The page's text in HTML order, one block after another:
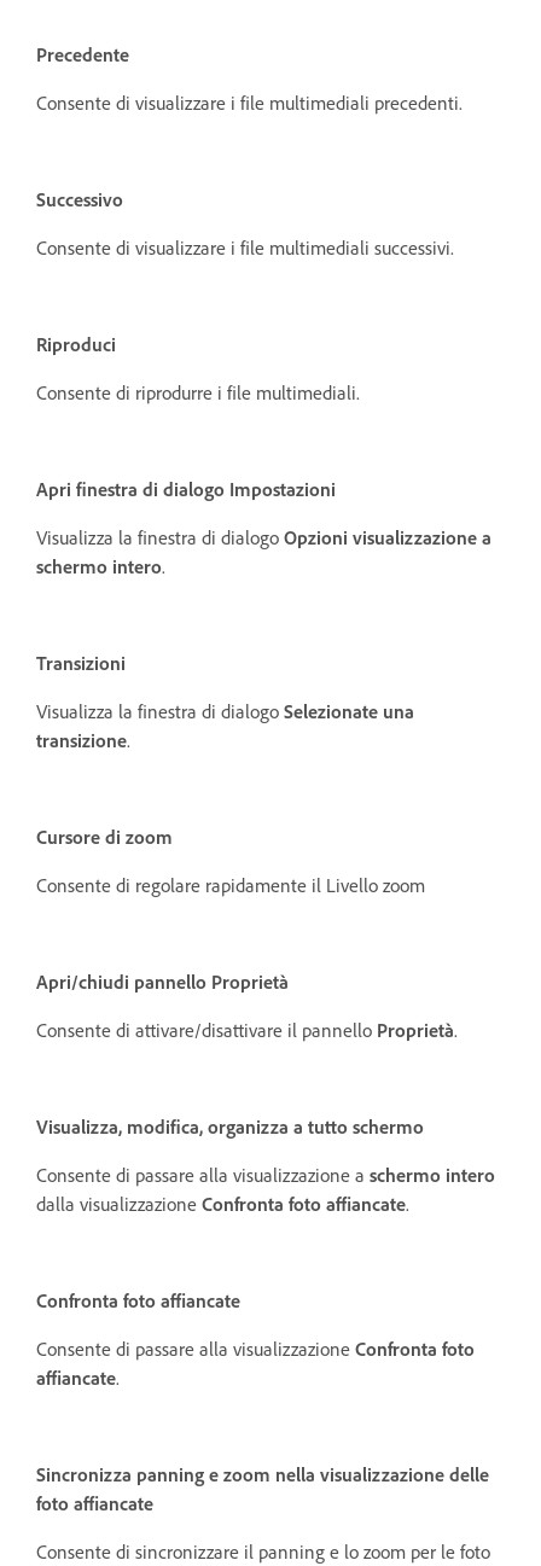
Precedente
Consente di visualizzare i file multimediali precedenti.
Successivo
Consente di visualizzare i file multimediali successivi.
Riproduci
Consente di riprodurre i file multimediali.
Apri finestra di dialogo Impostazioni
Visualizza la finestra di dialogo Opzioni visualizzazione a
schermo intero.
Transizioni
Visualizza la finestra di dialogo Selezionate una
transizione.
Cursore di zoom
Consente di regolare rapidamente il Livello zoom
Apri/chiudi pannello Proprietà
Consente di attivare/disattivare il pannello Proprietà.
Visualizza, modifica, organizza a tutto schermo
Consente di passare alla visualizzazione a schermo intero
dalla visualizzazione Confronta foto affiancate.
Confronta foto affiancate
Consente di passare alla visualizzazione Confronta foto
affiancate.
Sincronizza panning e zoom nella visualizzazione delle
foto affiancate
Consente di sincronizzare il panning e lo zoom per le foto